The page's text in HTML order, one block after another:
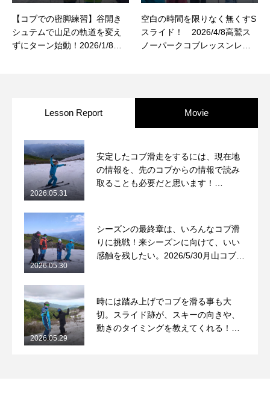
【コブでの密脚練習】谷開き
シュテムで山足の軌道を変え
ずにターン始動！2026/1/8鷲
空白の時間を限りなく無くすS
スライド！ 2026/4/8高鷲ス
ノーパークコブレッスンレポ
Lesson Report Movie
安定したコブ滑走をするには、現在地
の情報を、先のコブからの情報で読み
取ることも必要だと思います！
2026.05.31
シーズンの最終章は、いろんなコブ滑
りに挑戦！来シーズンに向けて、いい
感触を残したい。2026/5/30月山コブレ
2026.05.30
時には踏み上げでコブを滑る事も大
切。スライド跡が、スキーの向きや、
動きのタイミングを教えてくれる！
2026.05.29